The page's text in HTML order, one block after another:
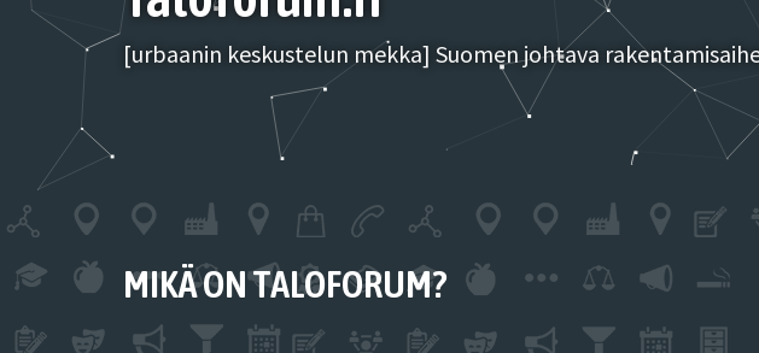
[urbaanin keskustelun mekka] Suomen johtava
MIKÄ ON TALOFORUM?